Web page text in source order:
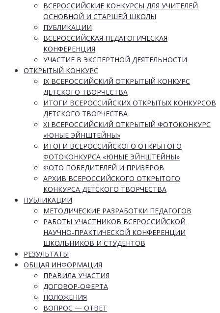
ВСЕРОССИЙСКИЕ КОНКУРСЫ ДЛЯ УЧИТЕЛЕЙ
ОСНОВНОЙ И СТАРШЕЙ ШКОЛЫ
ПУБЛИКАЦИИ
ВСЕРОССИЙСКАЯ ПЕДАГОГИЧЕСКАЯ
КОНФЕРЕНЦИЯ
УЧАСТИЕ В ЭКСПЕРТНОЙ ДЕЯТЕЛЬНОСТИ
ОТКРЫТЫЙ КОНКУРС
IX ВСЕРОССИЙСКИЙ ОТКРЫТЫЙ КОНКУРС
ДЕТСКОГО ТВОРЧЕСТВА
ИТОГИ ВСЕРОССИЙСКИХ ОТКРЫТЫХ КОНКУРСОВ
ДЕТСКОГО ТВОРЧЕСТВА
XI ВСЕРОССИЙСКИЙ ОТКРЫТЫЙ ФОТОКОНКУРС
«ЮНЫЕ ЭЙНШТЕЙНЫ»
ИТОГИ ВСЕРОССИЙСКОГО ОТКРЫТОГО
ФОТОКОНКУРСА «ЮНЫЕ ЭЙНШТЕЙНЫ»
ФОТО ПОБЕДИТЕЛЕЙ И ПРИЗЁРОВ
АРХИВ ВСЕРОССИЙСКОГО ОТКРЫТОГО
КОНКУРСА ДЕТСКОГО ТВОРЧЕСТВА
ПУБЛИКАЦИИ
МЕТОДИЧЕСКИЕ РАЗРАБОТКИ ПЕДАГОГОВ
РАБОТЫ УЧАСТНИКОВ ВСЕРОССИЙСКОЙ
НАУЧНО-ПРАКТИЧЕСКОЙ КОНФЕРЕНЦИИ
ШКОЛЬНИКОВ И СТУДЕНТОВ
РЕЗУЛЬТАТЫ
ОБЩАЯ ИНФОРМАЦИЯ
ПРАВИЛА УЧАСТИЯ
ДОГОВОР-ОФЕРТА
ПОЛОЖЕНИЯ
ВОПРОС — ОТВЕТ